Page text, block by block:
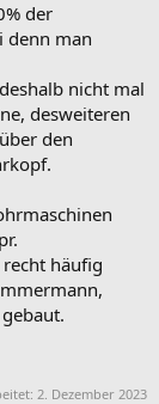
der
denn man
nicht mal
desweiteren
den
häufig
2. Dezember 2023